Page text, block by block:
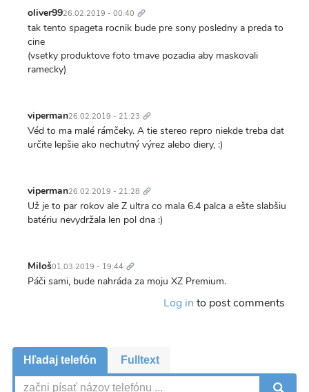
oliver9926.02.2019 - 00:40 odkaz
tak tento spageta rocnik bude pre sony posledny a preda to
cine
(vsetky produktove foto tmave pozadia aby maskovali
ramecky)
viperman26.02.2019 - 21:23 odkaz
Véd to ma malé rámčeky. A tie stereo repro niekde treba dat
určite lepšie ako nechutný výrez alebo diery, :)
viperman26.02.2019 - 21:28 odkaz
Už je to par rokov ale Z ultra co mala 6.4 palca a ešte slabšiu
batériu nevydržala len pol dna :)
Miloš01.03.2019 - 19:44 odkaz
Páči sami, bude nahráda za moju XZ Premium.
Log in to post comments
Hľadaj telefón Fulltext